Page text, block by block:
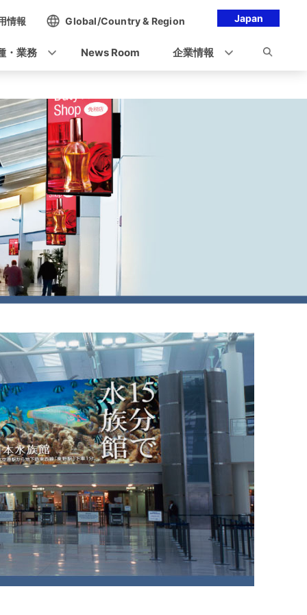
Japan
情報 Global/Country & Region
・業務 News Room 企業情報